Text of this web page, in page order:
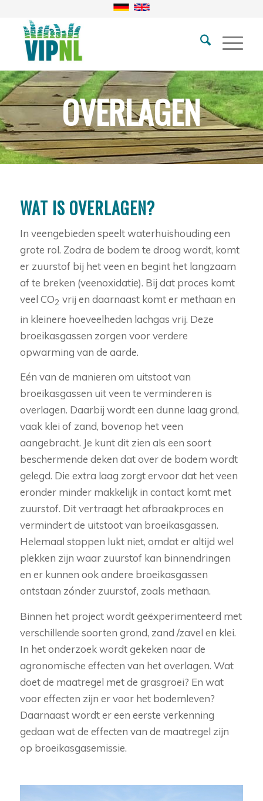
OVERLAGEN
WAT IS OVERLAGEN?
In veengebieden speelt waterhuishouding een
grote rol. Zodra de bodem te droog wordt, komt
er zuurstof bij het veen en begint het langzaam
af te breken (veenoxidatie). Bij dat proces komt
veel CO2 vrij en daarnaast komt er methaan en
in kleinere hoeveelheden lachgas vrij. Deze
broeikasgassen zorgen voor verdere
opwarming van de aarde.
Eén van de manieren om uitstoot van
broeikasgassen uit veen te verminderen is
overlagen. Daarbij wordt een dunne laag grond,
vaak klei of zand, bovenop het veen
aangebracht. Je kunt dit zien als een soort
beschermende deken dat over de bodem wordt
gelegd. Die extra laag zorgt ervoor dat het veen
eronder minder makkelijk in contact komt met
zuurstof. Dit vertraagt het afbraakproces en
vermindert de uitstoot van broeikasgassen.
Helemaal stoppen lukt niet, omdat er altijd wel
plekken zijn waar zuurstof kan binnendringen
en er kunnen ook andere broeikasgassen
ontstaan zónder zuurstof, zoals methaan.
Binnen het project wordt geëxperimenteerd met
verschillende soorten grond, zand /zavel en klei.
In het onderzoek wordt gekeken naar de
agronomische effecten van het overlagen. Wat
doet de maatregel met de grasgroei? En wat
voor effecten zijn er voor het bodemleven?
Daarnaast wordt er een eerste verkenning
gedaan wat de effecten van de maatregel zijn
op broeikasgasemissie.